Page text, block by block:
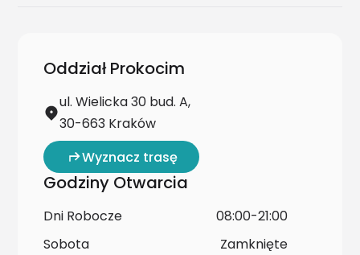
Oddział Prokocim
ul. Wielicka 30 bud. A,
30-663 Kraków
Wyznacz trasę
Godziny Otwarcia
Dni Robocze
08:00-21:00
Sobota
Zamknięte